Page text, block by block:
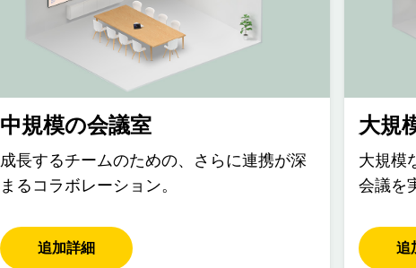
中規模の会議室
成長するチームのための、さらに連携が深
まるコラボレーション。
追加詳細
大規
大規模
会議を
追